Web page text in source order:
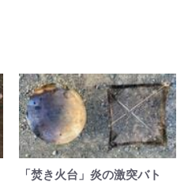
「焚き火台」炎の激突バト